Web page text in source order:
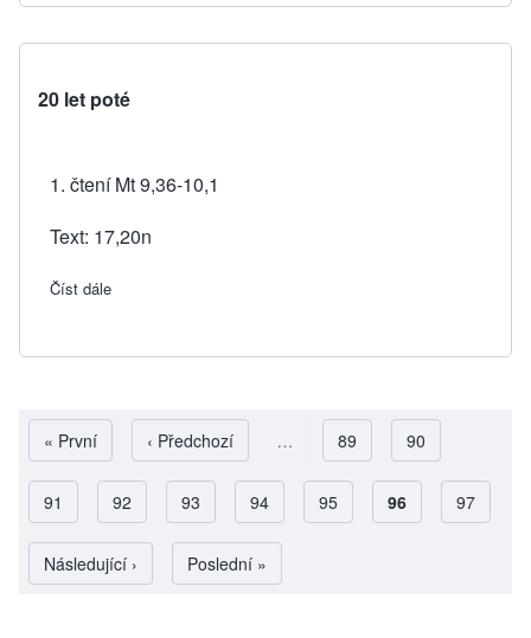
20 let poté
1. čtení Mt 9,36-10,1
Text: 17,20n
Číst dále
Pagination
First page
« První Předchozí stránka
‹ Předchozí … Page
89 Page
90
Page
91 Page
92 Page
93 Page
94 Page
95 Aktuální stránka
96 Page
97
Následující stránka
Následující › Poslední stránka
Poslední »